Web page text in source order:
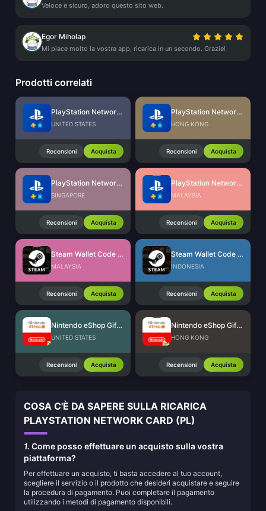
Veloce e sicuro, adoro questo sito web.
Egor Miholap
Mi piace molto la vostra app, ricarica in un secondo. Grazie!
Prodotti correlati
PlayStation Network Card (US)
UNITED STATES
Recensioni Acquista
PlayStation Network Card (HK)
HONG KONG
Recensioni Acquista
PlayStation Network Card (SG)
SINGAPORE
Recensioni Acquista
PlayStation Network Card (MY)
MALAYSIA
Recensioni Acquista
Steam Wallet Code (MYR)
MALAYSIA
Recensioni Acquista
Steam Wallet Code (IDR)
INDONESIA
Recensioni Acquista
Nintendo eShop Gift Card (US)
UNITED STATES
Recensioni Acquista
Nintendo eShop Gift Card (HK)
HONG KONG
Recensioni Acquista
COSA C'È DA SAPERE SULLA RICARICA
PLAYSTATION NETWORK CARD (PL)
1. Come posso effettuare un acquisto sulla vostra
piattaforma?
Per effettuare un acquisto, ti basta accedere al tuo account,
scegliere il servizio o il prodotto che desideri acquistare e seguire
la procedura di pagamento. Puoi completare il pagamento
utilizzando i metodi di pagamento disponibili.